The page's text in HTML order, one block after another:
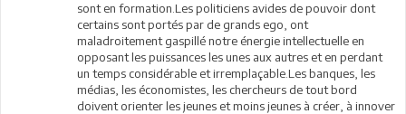
sont en formation.Les politiciens avides de pouvoir dont
certains sont portés par de grands ego, ont
maladroitement gaspillé notre énergie intellectuelle en
opposant les puissances les unes aux autres et en perdant
un temps considérable et irremplaçable.Les banques, les
médias, les économistes, les chercheurs de tout bord
doivent orienter les jeunes et moins jeunes à créer, à innover